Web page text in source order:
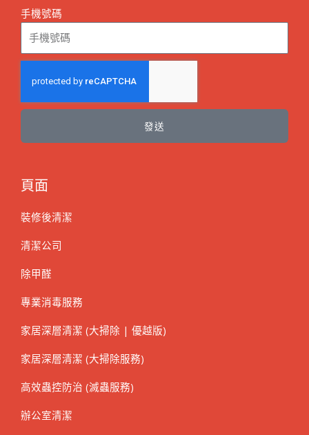
手機號碼
發送
頁面
裝修後清潔
清潔公司
除甲醛
專業消毒服務
家居深層清潔 (大掃除 | 優越版)
家居深層清潔 (大掃除服務)
高效蟲控防治 (滅蟲服務)
辦公室清潔